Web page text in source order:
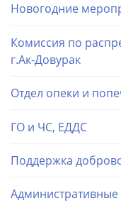
Новогодние
Комиссия по
г.Ак-Довурак
Отдел опеки и
ГО и ЧС, ЕДДС
Поддержка